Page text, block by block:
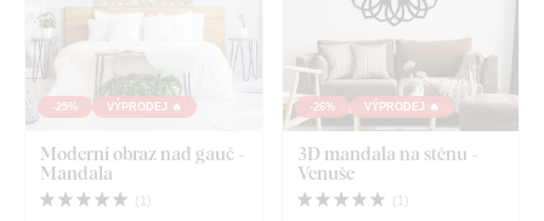
-25% VÝPRODEJ 🔥
Moderní obraz nad gauč -
Mandala
( 1 )
-26% VÝPRODEJ 🔥
3D mandala na stěnu -
Venuše
( 1 )